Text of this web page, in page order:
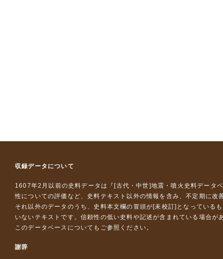
収録データについて
1607年2月以前の史料データは『 [古代・中世]地震・噴火史料データ
性についての評価など、史料テキスト以外の情報を含み、不定期に改
それ以外のデータのうち、史料本文欄の冒頭が[未校訂]となっている
いないテキストです。信頼性の低い史料や記述が含まれている場合が
このデータベースについて もご参照ください。
謝辞